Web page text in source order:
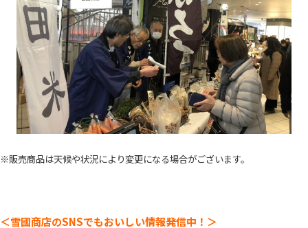
※販売商品は天候や状況により変更になる場合がございます。
＜雪國商店のSNSでもおいしい情報発信中！＞